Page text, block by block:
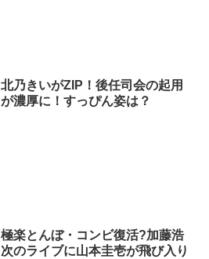
北乃きいがZIP！後任司会の起用
が濃厚に！すっぴん姿は？
極楽とんぼ・コンビ復活?加藤浩
次のライブに山本圭壱が飛び入り